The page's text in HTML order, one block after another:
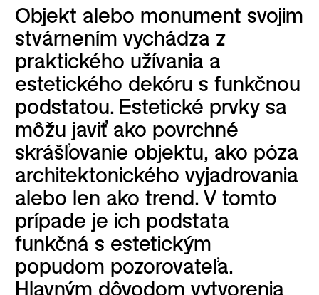
Objekt alebo monument svojim
stvárnením vychádza z
praktického užívania a
estetického dekóru s funkčnou
podstatou. Estetické prvky sa
môžu javiť ako povrchné
skrášľovanie objektu, ako póza
architektonického vyjadrovania
alebo len ako trend. V tomto
prípade je ich podstata
funkčná s estetickým
popudom pozorovateľa.
Hlavným dôvodom vytvorenia